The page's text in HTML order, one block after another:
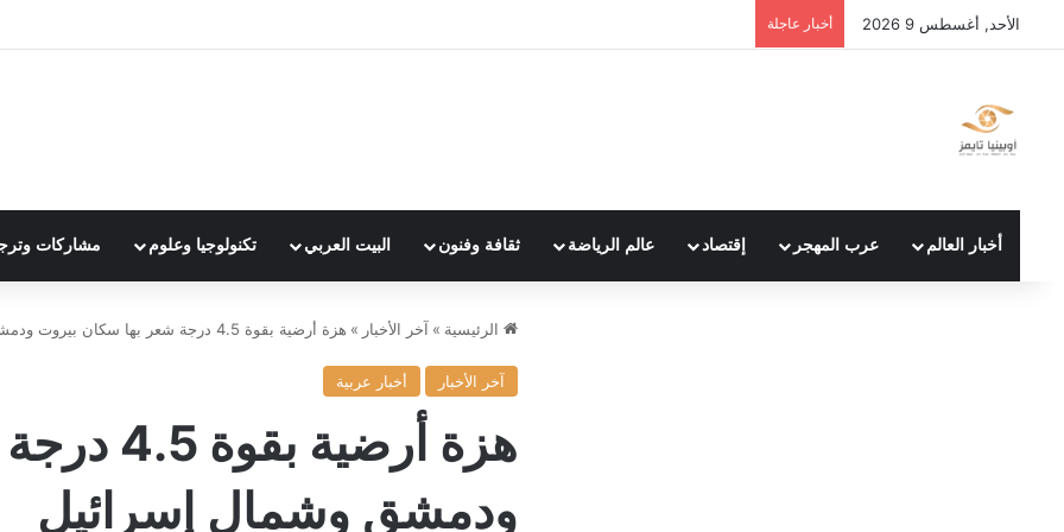
الأحد, أغسطس 9 2026 أخبار عاجلة
أخبار العالم عرب المهجر إقتصاد عالم الرياضة ثقافة وفنون البيت العربي تكنولوجيا وعلوم مشاركات
الرئيسية » آخر الأخبار » هزة أرضية بقوة 4.5 درجة شعر بها سكان بيروت ودمشق وشمال إسرائيل
آخر الأخبار أخبار عربية
هزة
ودمشق وشمال إسرائيل